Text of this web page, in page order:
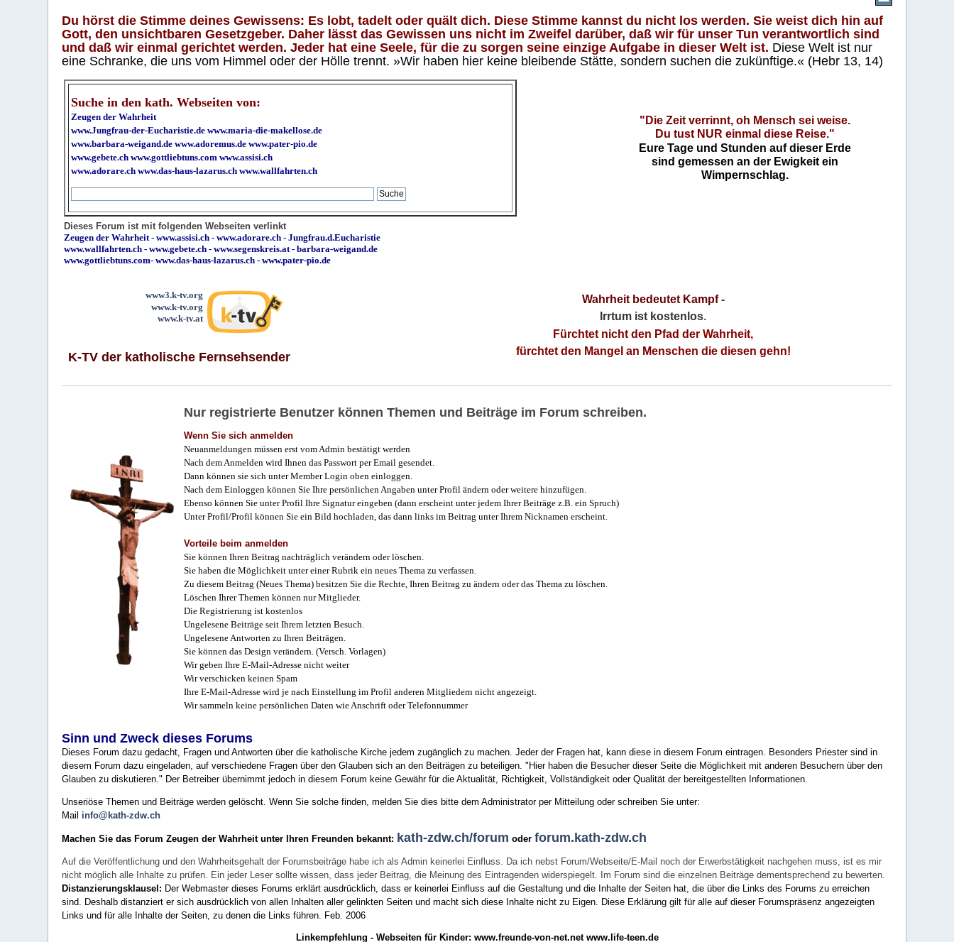
Du hörst die Stimme deines Gewissens: Es lobt, tadelt oder quält dich. Diese Stimme kannst du nicht los werden. Sie weist dich hin auf
Gott, den unsichtbaren Gesetzgeber. Daher lässt das Gewissen uns nicht im Zweifel darüber, daß wir für unser Tun verantwortlich sind
und daß wir einmal gerichtet werden. Jeder hat eine Seele, für die zu sorgen seine einzige Aufgabe in dieser Welt ist. Diese Welt ist nur
eine Schranke, die uns vom Himmel oder der Hölle trennt. »Wir haben hier keine bleibende Stätte, sondern suchen die zukünftige.« (Hebr 13, 14)
Suche in den kath. Webseiten von:
Zeugen der Wahrheit
www.Jungfrau-der-Eucharistie.de www.maria-die-makellose.de
www.barbara-weigand.de www.adoremus.de www.pater-pio.de
www.gebete.ch www.gottliebtuns.com www.assisi.ch
www.adorare.ch www.das-haus-lazarus.ch www.wallfahrten.ch
"Die Zeit verrinnt, oh Mensch sei weise.
Du tust NUR einmal diese Reise."
Eure Tage und Stunden auf dieser Erde
sind gemessen an der Ewigkeit ein
Wimpernschlag.
Dieses Forum ist mit folgenden Webseiten verlinkt
Zeugen der Wahrheit-www.assisi.ch -www.adorare.ch -Jungfrau.d.Eucharistie
www.wallfahrten.ch -www.gebete.ch -www.segenskreis.at-barbara-weigand.de
www.gottliebtuns.com-www.das-haus-lazarus.ch - www.pater-pio.de
www3.k-tv.org
www.k-tv.org
www.k-tv.at
K-TV der katholische Fernsehsender
Wahrheit bedeutet Kampf-
Irrtum ist kostenlos.
Fürchtet nicht den Pfad der Wahrheit,
fürchtet den Mangel an Menschen die diesen gehn!
Nur registrierte Benutzer können Themen und Beiträge im Forum schreiben.
Wenn Sie sich anmelden
Neuanmeldungen müssen erst vom Admin bestätigt werden
Nach dem Anmelden wird Ihnen das Passwort per Email gesendet.
Dann können sie sich unter Member Login oben einloggen.
Nach dem Einloggen können Sie Ihre persönlichen Angaben unter Profil ändern oder weitere hinzufügen.
Ebenso können Sie unter Profil Ihre Signatur eingeben (dann erscheint unter jedem Ihrer Beiträge z.B. ein Spruch)
Unter Profil/Profil können Sie ein Bild hochladen, das dann links im Beitrag unter Ihrem Nicknamen erscheint.
Vorteile beim anmelden
Sie können Ihren Beitrag nachträglich verändern oder löschen.
Sie haben die Möglichkeit unter einer Rubrik ein neues Thema zu verfassen.
Zu diesem Beitrag (Neues Thema) besitzen Sie die Rechte, Ihren Beitrag zu ändern oder das Thema zu löschen.
Löschen Ihrer Themen können nur Mitglieder.
Die Registrierung ist kostenlos
Ungelesene Beiträge seit Ihrem letzten Besuch.
Ungelesene Antworten zu Ihren Beiträgen.
Sie können das Design verändern. (Versch. Vorlagen)
Wir geben Ihre E-Mail-Adresse nicht weiter
Wir verschicken keinen Spam
Ihre E-Mail-Adresse wird je nach Einstellung im Profil anderen Mitgliedern nicht angezeigt.
Wir sammeln keine persönlichen Daten wie Anschrift oder Telefonnummer
Sinn und Zweck dieses Forums
Dieses Forum dazu gedacht, Fragen und Antworten über die katholische Kirche jedem zugänglich zu machen. Jeder der Fragen hat, kann diese in diesem Forum eintragen. Besonders Priester sind in
diesem Forum dazu eingeladen, auf verschiedene Fragen über den Glauben sich an den Beiträgen zu beteiligen. "Hier haben die Besucher dieser Seite die Möglichkeit mit anderen Besuchern über den
Glauben zu diskutieren." Der Betreiber übernimmt jedoch in diesem Forum keine Gewähr für die Aktualität, Richtigkeit, Vollständigkeit oder Qualität der bereitgestellten Informationen.
Unseriöse Themen und Beiträge werden gelöscht. Wenn Sie solche finden, melden Sie dies bitte dem Administrator per Mitteilung oder schreiben Sie unter:
Mail info@kath-zdw.ch
Machen Sie das Forum Zeugen der Wahrheit unter Ihren Freunden bekannt: kath-zdw.ch/forum oderforum.kath-zdw.ch
Auf die Veröffentlichung und den Wahrheitsgehalt der Forumsbeiträge habe ich als Admin keinerlei Einfluss. Da ich nebst Forum/Webseite/E-Mail noch der Erwerbstätigkeit nachgehen muss, ist es mir
nicht möglich alle Inhalte zu prüfen. Ein jeder Leser sollte wissen, dass jeder Beitrag, die Meinung des Eintragenden widerspiegelt. Im Forum sind die einzelnen Beiträge dementsprechend zu bewerten.
Distanzierungsklausel: Der Webmaster dieses Forums erklärt ausdrücklich, dass er keinerlei Einfluss auf die Gestaltung und die Inhalte der Seiten hat, die über die Links des Forums zu erreichen
sind. Deshalb distanziert er sich ausdrücklich von allen Inhalten aller gelinkten Seiten und macht sich diese Inhalte nicht zu Eigen. Diese Erklärung gilt für alle auf dieser Forumspräsenz angezeigten
Links und für alle Inhalte der Seiten, zu denen die Links führen. Feb. 2006
Linkempfehlung - Webseiten für Kinder: www.freunde-von-net.net www.life-teen.de